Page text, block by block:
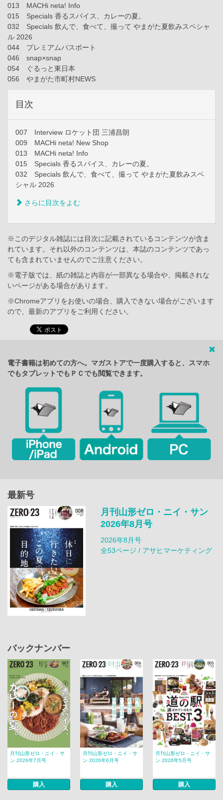
013 MACHi neta! Info
015 Specials 香るスパイス、カレーの夏。
032 Specials 飲んで、食べて、撮って やまがた夏飲みスペシャ
ル 2026
044 プレミアムパスポート
046 snap×snap
054 ぐるっと東日本
056 やまがた市町村NEWS
目次
007 Interview ロケット団 三浦昌朗
009 MACHi neta! New Shop
013 MACHi neta! Info
015 Specials 香るスパイス、カレーの夏。
032 Specials 飲んで、食べて、撮って やまがた夏飲みスペ
シャル 2026
さらに目次をよむ
※このデジタル雑誌には目次に記載されているコンテンツが含ま
れています。それ以外のコンテンツは、本誌のコンテンツであっ
ても含まれていませんのでご注意ください。
※電子版では、紙の雑誌と内容が一部異なる場合や、掲載されな
いページがある場合があります。
※Chromeアプリをお使いの場合、購入できない場合がございます
ので、最新のアプリをご利用ください。
電子書籍は初めての方へ。マガストアで一度購入すると、スマホ
でもタブレットでもＰＣでも閲覧できます。
最新号
月刊山形ゼロ・ニイ・サン
2026年8月号
2026年8月号
全53ページ / アサヒマーケティング
バックナンバー
月刊山形ゼロ・ニイ・サ
ン 2026年7月号
購入
月刊山形ゼロ・ニイ・サ
ン 2026年6月号
購入
月刊山形ゼロ・ニイ・サ
ン 2026年5月号
購入